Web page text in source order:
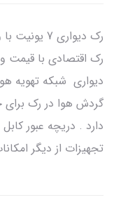
رک اقتصادی با قیمت
دیواری شبکه تهویه
گردش هوا در رک برای
دارد . دریچه عبور
تجهیزات از دیگر